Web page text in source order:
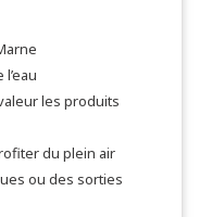
les produits
du plein air
ou des sorties